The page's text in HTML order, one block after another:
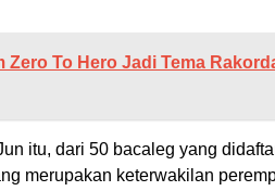
Zero To Hero Jadi Tema
itu, dari 50 bacaleg yang
merupakan keterwakilan